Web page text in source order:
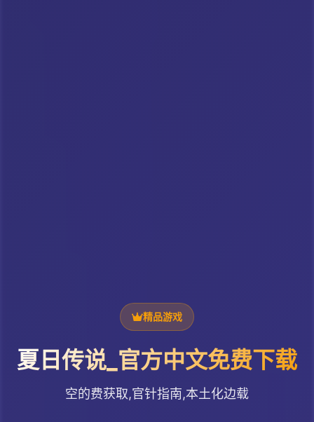
精品游戏
夏日传说_官方中文免费下载
空的费获取,官针指南,本土化边载